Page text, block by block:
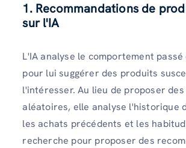
1. Recommandations de
sur l'IA
L'IA analyse le comportement
pour lui suggérer des produits
l'intéresser. Au lieu de proposer
aléatoires, elle analyse l'historique
les achats précédents et les
recherche pour proposer des